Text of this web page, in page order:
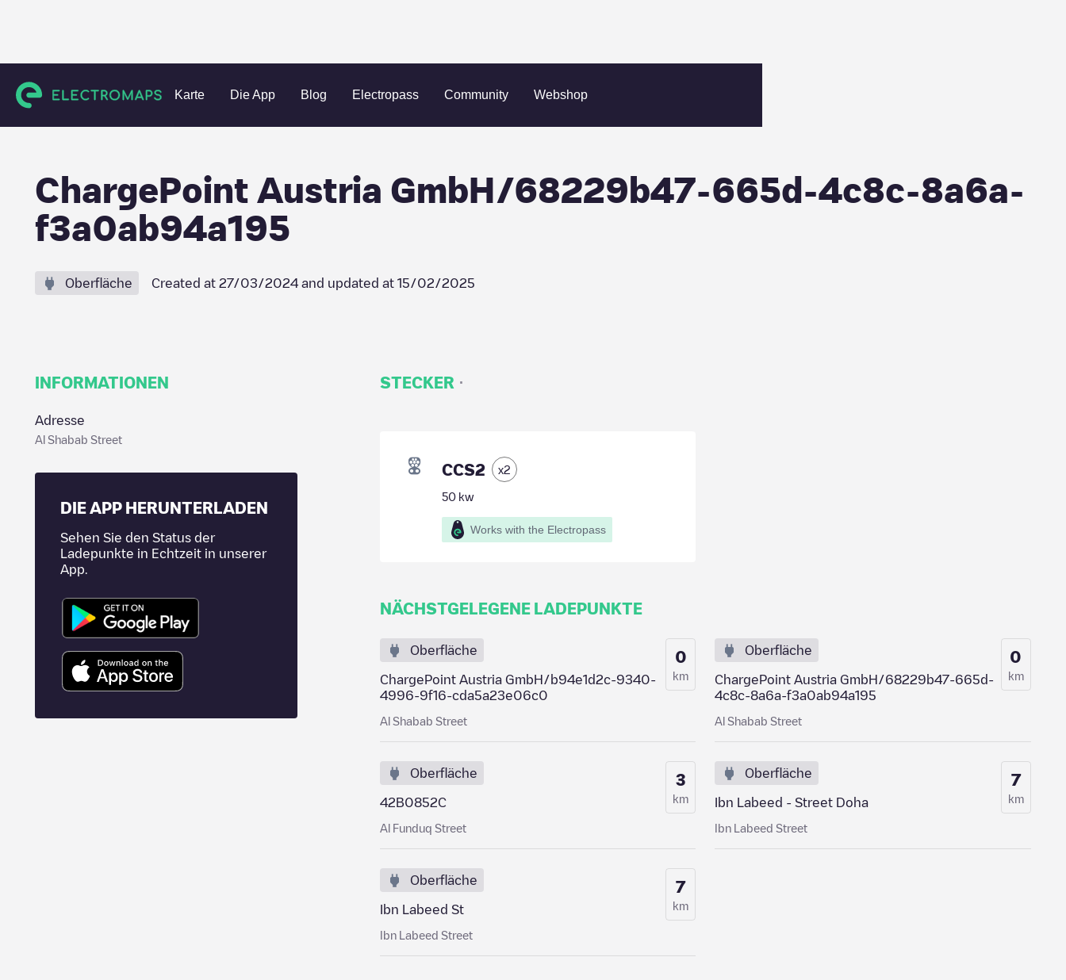
Karte Die App Blog Electropass Community Webshop
Charging stations Katar Zone 66 Doha ChargePoint Austria GmbH/68229b47-665d-4c8c-8a6a-f3a0ab94a195
ChargePoint Austria GmbH/68229b47-665d-4c8c-8a6a-
f3a0ab94a195
Oberfläche Created at 27/03/2024 and updated at 15/02/2025
INFORMATIONEN
Adresse
Al Shabab Street
DIE APP HERUNTERLADEN
Sehen Sie den Status der
Ladepunkte in Echtzeit in unserer
App.
STECKER ·
CCS2 x2
50kw
Works with the Electropass
NÄCHSTGELEGENE LADEPUNKTE
Oberfläche
ChargePoint Austria GmbH/b94e1d2c-9340-
4996-9f16-cda5a23e06c0
Al Shabab Street
0
km
Oberfläche
ChargePoint Austria GmbH/68229b47-665d-
4c8c-8a6a-f3a0ab94a195
Al Shabab Street
0
km
Oberfläche
42B0852C
Al Funduq Street
3
km
Oberfläche
Ibn Labeed - Street ‌Doha
Ibn Labeed Street
7
km
Oberfläche
Ibn Labeed St
Ibn Labeed Street
7
km